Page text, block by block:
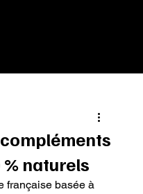
naturels
française basée à